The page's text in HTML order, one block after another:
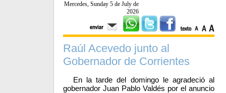
Mercedes, Sunday 5 de July de
2026
Raúl Acevedo junto al
Gobernador de Corrientes
En la tarde del domingo le agradeció al
gobernador Juan Pablo Valdés por el anuncio